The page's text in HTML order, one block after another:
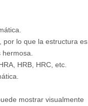
Medición de espesor
por lo que la estructura es
HRB, HRC, etc.
mostrar visualmente